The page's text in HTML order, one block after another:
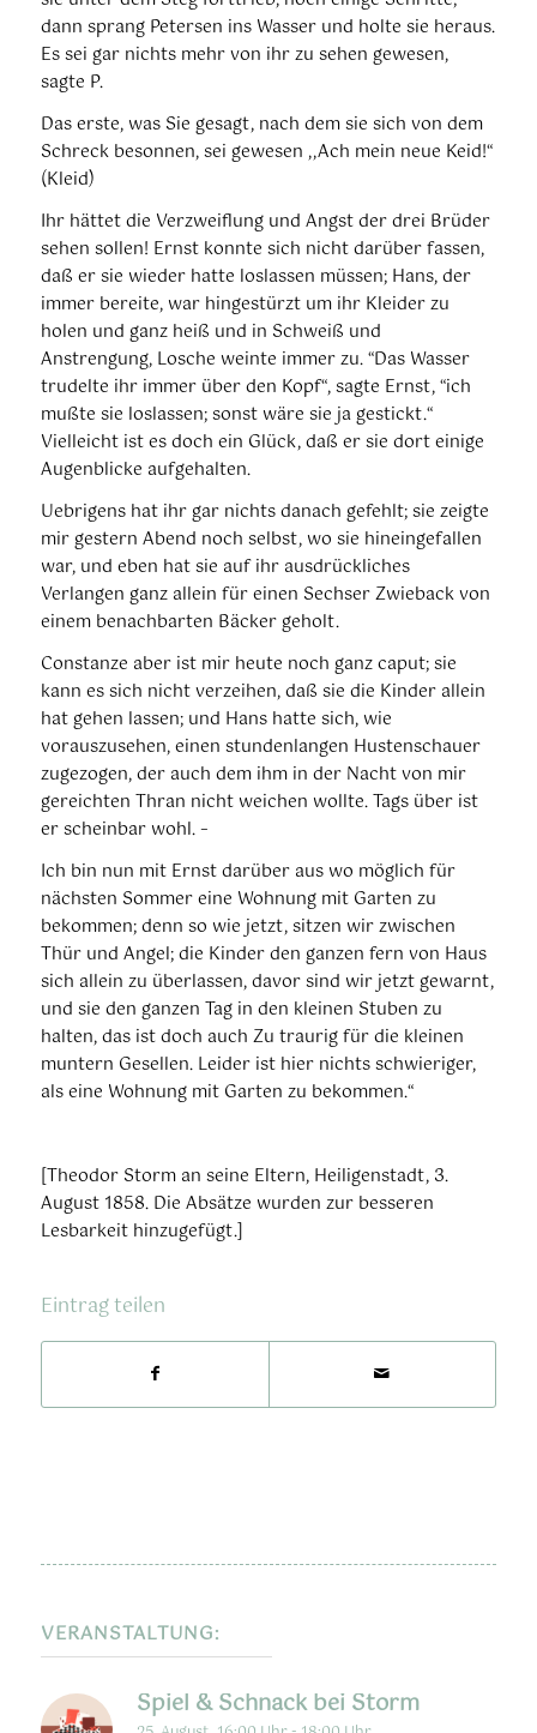
dann sprang Petersen ins Wasser und holte sie heraus.
Es sei gar nichts mehr von ihr zu sehen gewesen,
sagte P.
Das erste, was Sie gesagt, nach dem sie sich von dem
Schreck besonnen, sei gewesen ,,Ach mein neue Keid!“
(Kleid)
Ihr hättet die Verzweiflung und Angst der drei Brüder
sehen sollen! Ernst konnte sich nicht darüber fassen,
daß er sie wieder hatte loslassen müssen; Hans, der
immer bereite, war hingestürzt um ihr Kleider zu
holen und ganz heiß und in Schweiß und
Anstrengung, Losche weinte immer zu. “Das Wasser
trudelte ihr immer über den Kopf“, sagte Ernst, “ich
mußte sie loslassen; sonst wäre sie ja gestickt.“
Vielleicht ist es doch ein Glück, daß er sie dort einige
Augenblicke aufgehalten.
Uebrigens hat ihr gar nichts danach gefehlt; sie zeigte
mir gestern Abend noch selbst, wo sie hineingefallen
war, und eben hat sie auf ihr ausdrückliches
Verlangen ganz allein für einen Sechser Zwieback von
einem benachbarten Bäcker geholt.
Constanze aber ist mir heute noch ganz caput; sie
kann es sich nicht verzeihen, daß sie die Kinder allein
hat gehen lassen; und Hans hatte sich, wie
vorauszusehen, einen stundenlangen Hustenschauer
zugezogen, der auch dem ihm in der Nacht von mir
gereichten Thran nicht weichen wollte. Tags über ist
er scheinbar wohl. –
Ich bin nun mit Ernst darüber aus wo möglich für
nächsten Sommer eine Wohnung mit Garten zu
bekommen; denn so wie jetzt, sitzen wir zwischen
Thür und Angel; die Kinder den ganzen fern von Haus
sich allein zu überlassen, davor sind wir jetzt gewarnt,
und sie den ganzen Tag in den kleinen Stuben zu
halten, das ist doch auch Zu traurig für die kleinen
muntern Gesellen. Leider ist hier nichts schwieriger,
als eine Wohnung mit Garten zu bekommen.“
[Theodor Storm an seine Eltern, Heiligenstadt, 3.
August 1858. Die Absätze wurden zur besseren
Lesbarkeit hinzugefügt.]
Eintrag teilen
VERANSTALTUNG:
Spiel & Schnack bei Storm